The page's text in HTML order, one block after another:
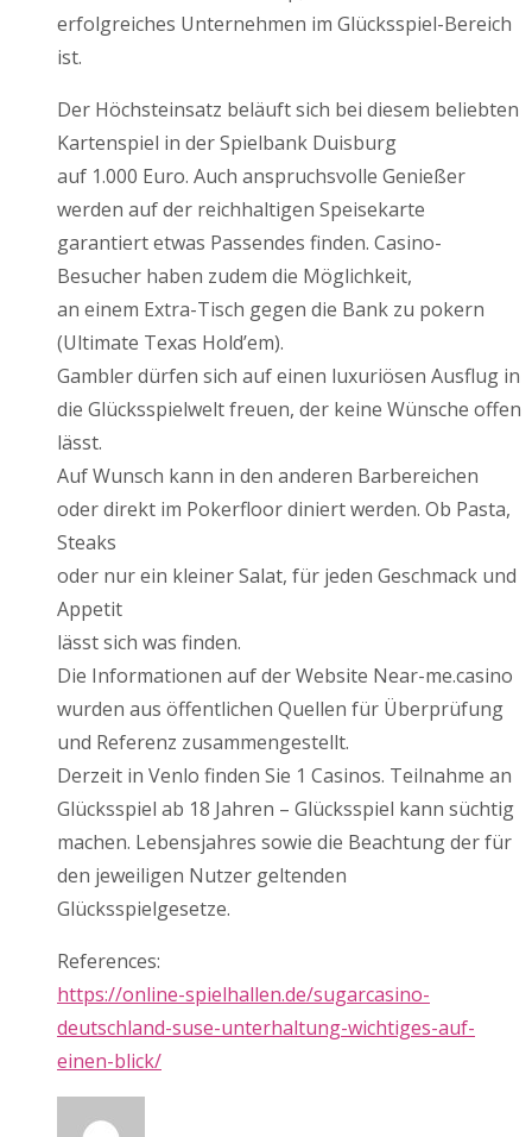
erfolgreiches Unternehmen im Glücksspiel-Bereich
ist.
Der Höchsteinsatz beläuft sich bei diesem beliebten
Kartenspiel in der Spielbank Duisburg
auf 1.000 Euro. Auch anspruchsvolle Genießer
werden auf der reichhaltigen Speisekarte
garantiert etwas Passendes finden. Casino-
Besucher haben zudem die Möglichkeit,
an einem Extra-Tisch gegen die Bank zu pokern
(Ultimate Texas Hold’em).
Gambler dürfen sich auf einen luxuriösen Ausflug in
die Glücksspielwelt freuen, der keine Wünsche offen
lässt.
Auf Wunsch kann in den anderen Barbereichen
oder direkt im Pokerfloor diniert werden. Ob Pasta,
Steaks
oder nur ein kleiner Salat, für jeden Geschmack und
Appetit
lässt sich was finden.
Die Informationen auf der Website Near-me.casino
wurden aus öffentlichen Quellen für Überprüfung
und Referenz zusammengestellt.
Derzeit in Venlo finden Sie 1 Casinos. Teilnahme an
Glücksspiel ab 18 Jahren – Glücksspiel kann süchtig
machen. Lebensjahres sowie die Beachtung der für
den jeweiligen Nutzer geltenden
Glücksspielgesetze.
References:
https://online-spielhallen.de/sugarcasino-
deutschland-suse-unterhaltung-wichtiges-auf-
einen-blick/